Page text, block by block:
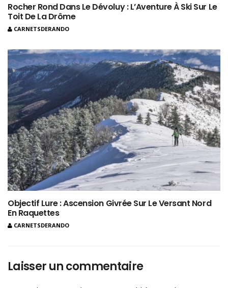
Rocher Rond Dans Le Dévoluy : L’Aventure À Ski Sur Le
Toit De La Drôme
CARNETSDERANDO
Objectif Lure : Ascension Givrée Sur Le Versant Nord
En Raquettes
CARNETSDERANDO
Laisser un commentaire